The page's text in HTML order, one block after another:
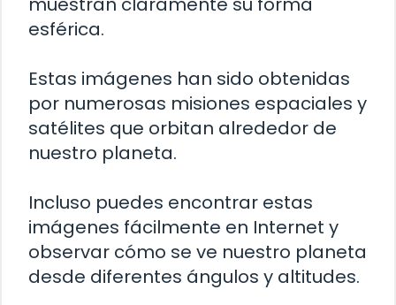
esférica.
Estas imágenes han sido obtenidas
por numerosas misiones espaciales y
satélites que orbitan alrededor de
nuestro planeta.
Incluso puedes encontrar estas
imágenes fácilmente en Internet y
observar cómo se ve nuestro planeta
desde diferentes ángulos y altitudes.